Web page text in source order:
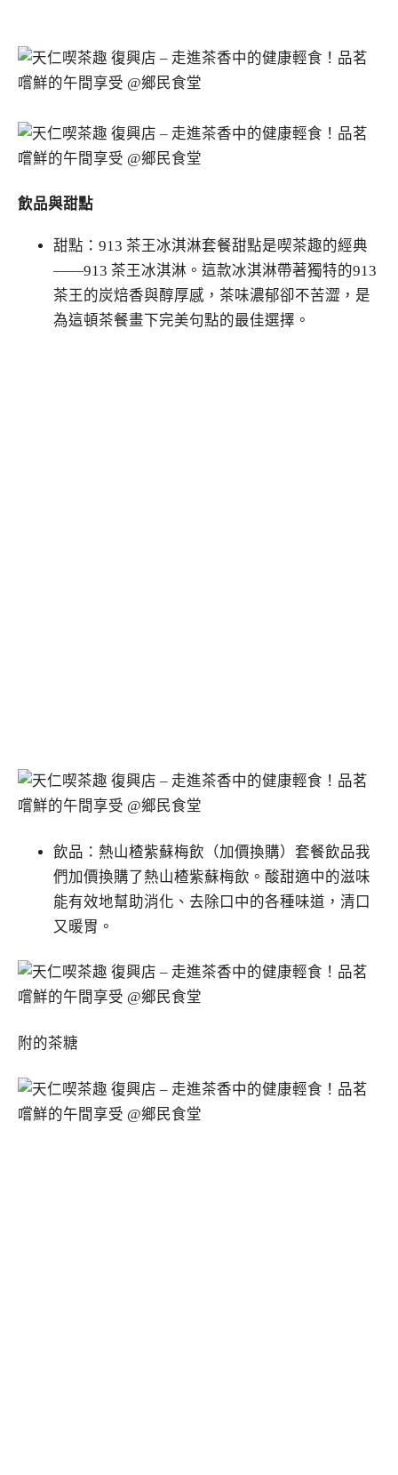
飲品與甜點
甜點：913 茶王冰淇淋套餐甜點是喫茶趣的經典
——913 茶王冰淇淋。這款冰淇淋帶著獨特的913
茶王的炭焙香與醇厚感，茶味濃郁卻不苦澀，是
為這頓茶餐畫下完美句點的最佳選擇。
飲品：熱山楂紫蘇梅飲（加價換購）套餐飲品我
們加價換購了熱山楂紫蘇梅飲。酸甜適中的滋味
能有效地幫助消化、去除口中的各種味道，清口
又暖胃。
附的茶糖